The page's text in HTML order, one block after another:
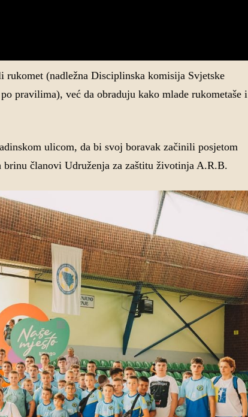
(nadležna Disciplinska komisija Svjetske
pravilima), već da obraduju kako mlade rukometaše i
ulicom, da bi svoj boravak začinili posjetom
članovi Udruženja za zaštitu životinja A.R.B.